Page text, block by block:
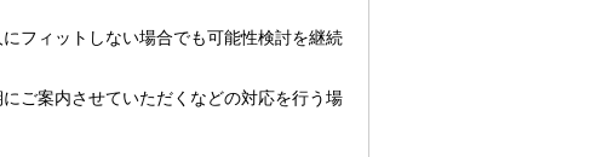
フィットしない場合でも可能性検討を継続
ご案内させていただくなどの対応を行う場